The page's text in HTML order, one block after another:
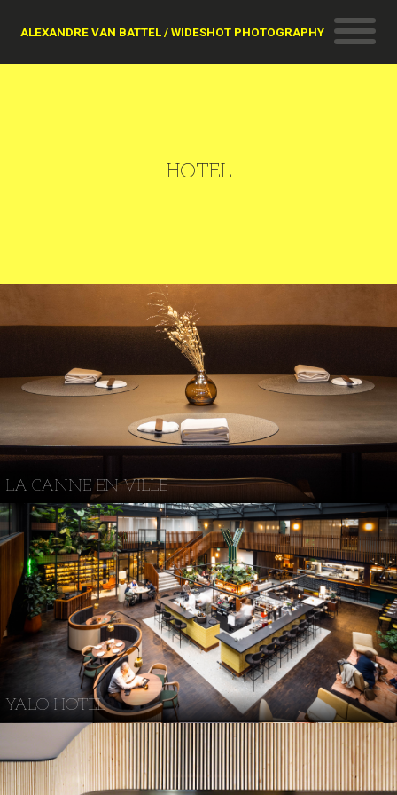
ALEXANDRE VAN BATTEL / WIDESHOT PHOTOGRAPHY
HOTEL
LA CANNE EN VILLE
YALO HOTEL